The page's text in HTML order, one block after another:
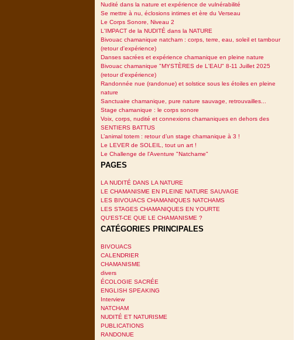
Nudité dans la nature et expérience de vulnérabilité
Se mettre à nu, éclosions intimes et ère du Verseau
Le Corps Sonore, Niveau 2
L'IMPACT de la NUDITÉ dans la NATURE
Bivouac chamanique natcham : corps, terre, eau, soleil et tambour
(retour d'expérience)
Danses sacrées et expérience chamanique en pleine nature
Bivouac chamanique "MYSTÈRES de L'EAU" 8-11 Juillet 2025
(retour d'expérience)
Randonnée nue (randonue) et solstice sous les étoiles en pleine
nature
Sanctuaire chamanique, pure nature sauvage, retrouvailles...
Stage chamanique : le corps sonore
Voix, corps, nudité et connexions chamaniques en dehors des
SENTIERS BATTUS
L’animal totem : retour d’un stage chamanique à 3 !
Le LEVER de SOLEIL, tout un art !
Le Challenge de l'Aventure "Natchame"
PAGES
LA NUDITÉ DANS LA NATURE
LE CHAMANISME EN PLEINE NATURE SAUVAGE
LES BIVOUACS CHAMANIQUES NATCHAMS
LES STAGES CHAMANIQUES EN YOURTE
QU'EST-CE QUE LE CHAMANISME ?
CATÉGORIES PRINCIPALES
BIVOUACS
CALENDRIER
CHAMANISME
divers
ÉCOLOGIE SACRÉE
ENGLISH SPEAKING
Interview
NATCHAM
NUDITÉ ET NATURISME
PUBLICATIONS
RANDONUE